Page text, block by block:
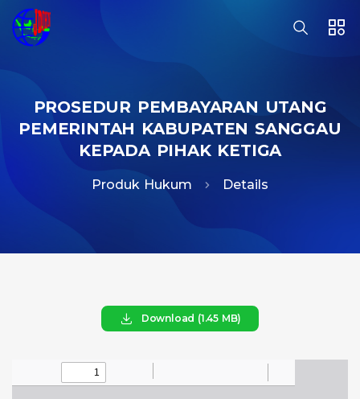
PROSEDUR PEMBAYARAN UTANG
PEMERINTAH KABUPATEN SANGGAU
KEPADA PIHAK KETIGA
Produk Hukum Details
Download (1.45 MB)